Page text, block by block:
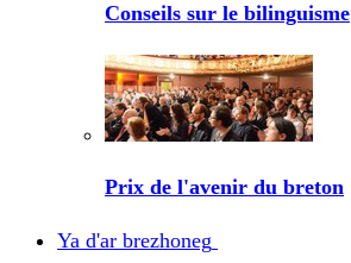
Conseils sur le bilinguisme
Prix de l'avenir du breton
Ya d'ar brezhoneg